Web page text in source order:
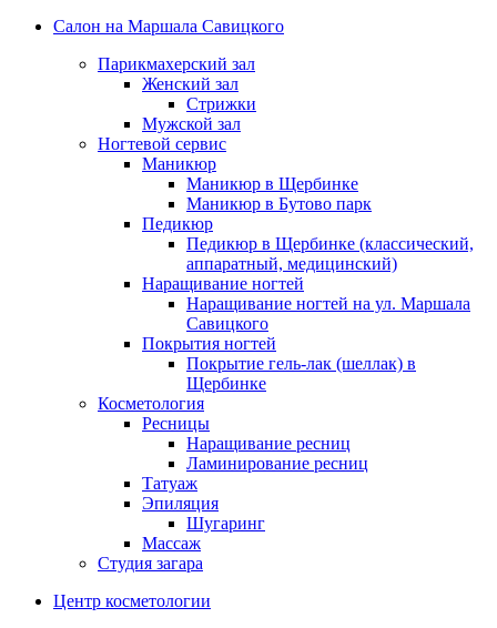
Салон на Маршала Савицкого
Парикмахерский зал
Женский зал
Стрижки
Мужской зал
Ногтевой сервис
Маникюр
Маникюр в Щербинке
Маникюр в Бутово парк
Педикюр
Педикюр в Щербинке (классический,
аппаратный, медицинский)
Наращивание ногтей
Наращивание ногтей на ул. Маршала
Савицкого
Покрытия ногтей
Покрытие гель-лак (шеллак) в
Щербинке
Косметология
Ресницы
Наращивание ресниц
Ламинирование ресниц
Татуаж
Эпиляция
Шугаринг
Массаж
Студия загара
Центр косметологии